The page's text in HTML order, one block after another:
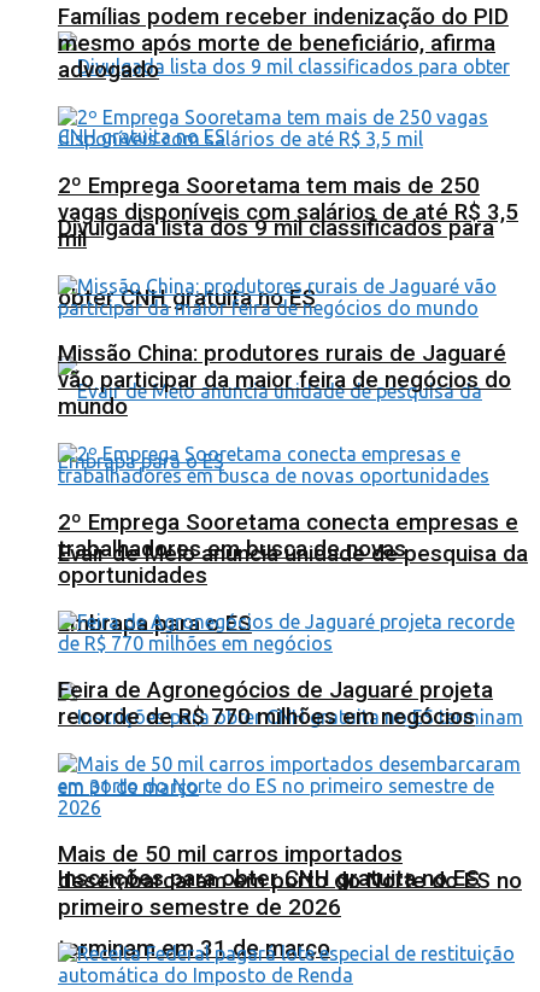
Divulgada lista dos 9 mil classificados para
obter CNH gratuita no ES
Evair de Melo anuncia unidade de pesquisa da
Embrapa para o ES
Inscrições para obter CNH gratuita no ES
terminam em 31 de março
Famílias podem receber indenização do PID
mesmo após morte de beneficiário, afirma
advogado
2º Emprega Sooretama tem mais de 250
vagas disponíveis com salários de até R$ 3,5
mil
Missão China: produtores rurais de Jaguaré
vão participar da maior feira de negócios do
mundo
2º Emprega Sooretama conecta empresas e
trabalhadores em busca de novas
oportunidades
Feira de Agronegócios de Jaguaré projeta
recorde de R$ 770 milhões em negócios
Mais de 50 mil carros importados
desembarcaram em porto do Norte do ES no
primeiro semestre de 2026